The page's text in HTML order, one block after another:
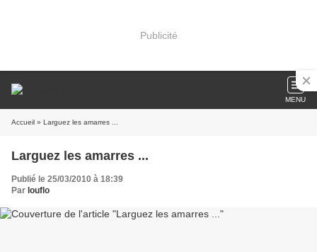
Publicité
MENU
Accueil » Larguez les amarres ...
Larguez les amarres ...
Publié le 25/03/2010 à 18:39
Par louflo